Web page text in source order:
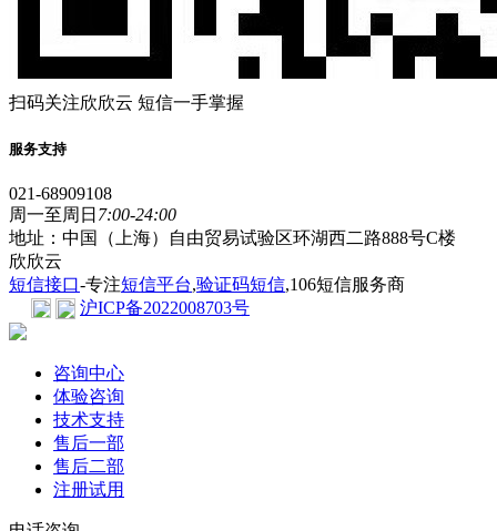
扫码关注欣欣云 短信一手掌握
服务支持
021-68909108
周一至周日 7:00-24:00
地址：中国（上海）自由贸易试验区环湖西二路888号C楼
欣欣云
短信接口-专注短信平台,验证码短信,106短信服务商
沪ICP备2022008703号
咨询中心
体验咨询
技术支持
售后一部
售后二部
注册试用